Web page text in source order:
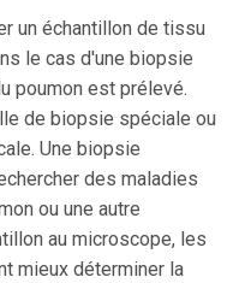
un échantillon de tissu
le cas d'une biopsie
poumon est prélevé.
de biopsie spéciale ou
Une biopsie
des maladies
ou une autre
au microscope, les
mieux déterminer la